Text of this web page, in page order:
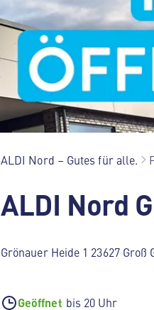
ALDI Nord – Gutes für alle.
ALDI Nord
Grönauer Heide 1 23627 Groß
Geöffnet bis 20 Uhr